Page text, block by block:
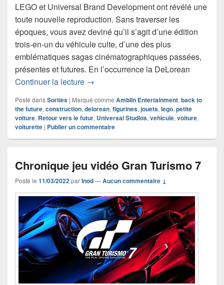
LEGO et Universal Brand Development ont révélé une
toute nouvelle reproduction. Sans traverser les
époques, vous avez deviné qu’il s’agit d’une édition
trois-en-un du véhicule culte, d’une des plus
emblématiques sagas cinématographiques passées,
présentes et futures. En l’occurrence la DeLorean
Continuer la lecture Brick to the Future avec La Machine
→
Posté dansSorties | Marqué comme Amblin Entertainment, back to
the future, construction, delorean, figurines, jouets, lego, petite
voiture, Retour vers le futur, Universal Studios, vehicule, voiture,
voiturette | Publier un commentaire
Chronique jeu vidéo Gran Turismo 7
Posté le 11/03/2022parInod—Aucun commentaire ↓